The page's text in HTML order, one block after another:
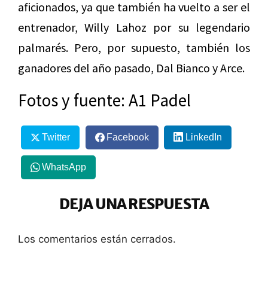
aficionados, ya que también ha vuelto a ser el
entrenador, Willy Lahoz por su legendario
palmarés. Pero, por supuesto, también los
ganadores del año pasado, Dal Bianco y Arce.
Fotos y fuente: A1 Padel
Twitter Facebook LinkedIn
WhatsApp
DEJA UNA RESPUESTA
Los comentarios están cerrados.